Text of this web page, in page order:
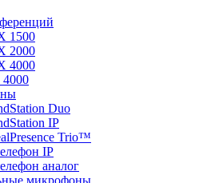
1500
2000
4000
4000
Duo
IP
Trio™
IP
аналог
микрофоны